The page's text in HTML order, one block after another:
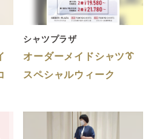
求人情報
~ 20:00
なります。
style floor
タイルフロア
~ 20:00
シャツプラザ
オーダーメイドシャツ👔
スペシャルウィーク